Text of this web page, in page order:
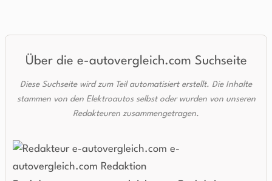
Über die e-autovergleich.com Suchseite
Diese Suchseite wird zum Teil automatisiert erstellt. Die Inhalte
stammen von den Elektroautos selbst oder wurden von unseren
Redakteuren zusammengetragen.